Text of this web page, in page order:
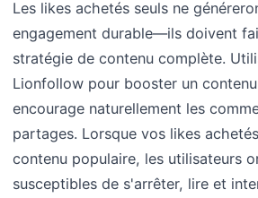
Les likes achetés seuls ne
engagement durable—ils doivent
stratégie de contenu complète.
Lionfollow pour booster un
encourage naturellement les
partages. Lorsque vos likes
contenu populaire, les utilisateurs
susceptibles de s'arrêter, lire et